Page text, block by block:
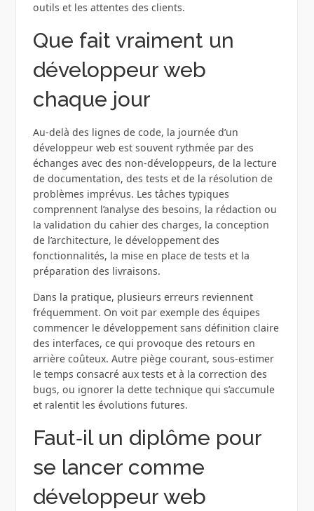
outils et les attentes des clients.
Que fait vraiment un
développeur web
chaque jour
Au-delà des lignes de code, la journée d’un
développeur web est souvent rythmée par des
échanges avec des non‑développeurs, de la lecture
de documentation, des tests et de la résolution de
problèmes imprévus. Les tâches typiques
comprennent l’analyse des besoins, la rédaction ou
la validation du cahier des charges, la conception
de l’architecture, le développement des
fonctionnalités, la mise en place de tests et la
préparation des livraisons.
Dans la pratique, plusieurs erreurs reviennent
fréquemment. On voit par exemple des équipes
commencer le développement sans définition claire
des interfaces, ce qui provoque des retours en
arrière coûteux. Autre piège courant, sous‑estimer
le temps consacré aux tests et à la correction des
bugs, ou ignorer la dette technique qui s’accumule
et ralentit les évolutions futures.
Faut‑il un diplôme pour
se lancer comme
développeur web